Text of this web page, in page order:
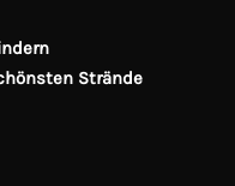
Strände